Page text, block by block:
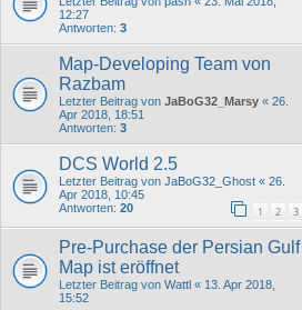
12:27
Antworten: 3
Map-Developing Team von
Razbam
Letzter Beitrag von JaBoG32_Marsy « 26.
Apr 2018, 18:51
Antworten: 3
DCS World 2.5
Letzter Beitrag von JaBoG32_Ghost « 26.
Apr 2018, 10:45
Antworten: 20 1 2 3
Pre-Purchase der Persian Gulf
Map ist eröffnet
Letzter Beitrag von Wattl « 13. Apr 2018,
15:52